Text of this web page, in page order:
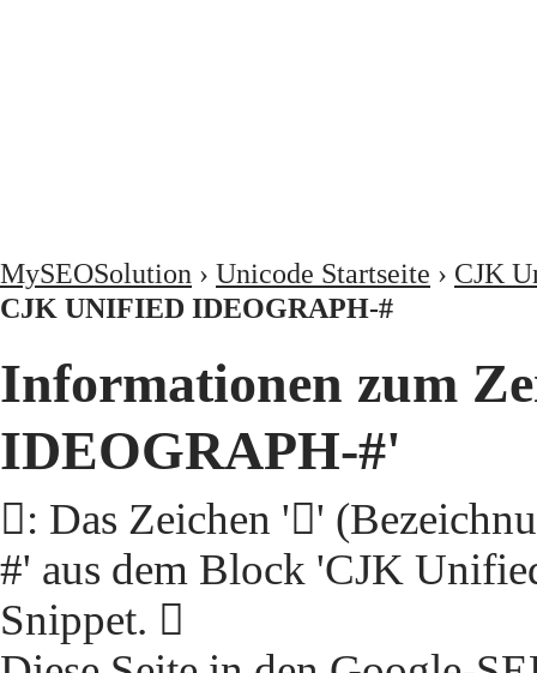
MySEOSolution › Unicode Startseite › CJK
CJK UNIFIED IDEOGRAPH-#
Informationen zum
IDEOGRAPH-#'
𩫺: Das Zeichen '𩫺'
#' aus dem Block 'CJK
Snippet. 𩫺